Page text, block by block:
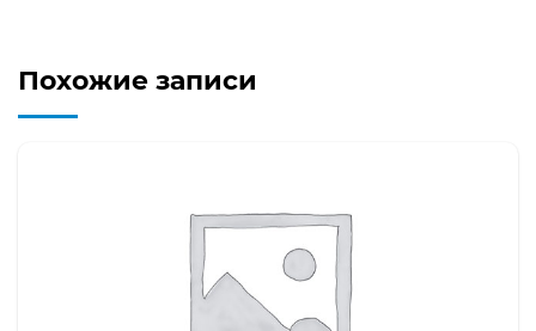
Похожие записи